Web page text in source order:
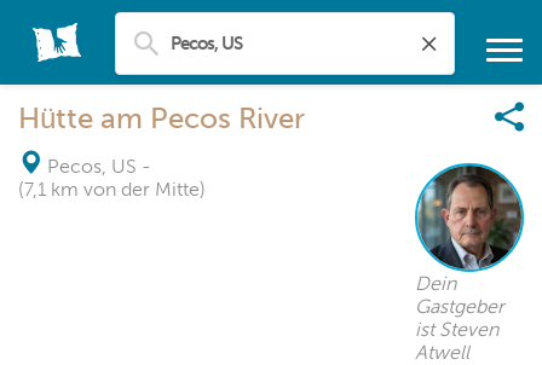
Hütte am Pecos River
Pecos, US -
(7,1 km von der Mitte)
Dein
Gastgeber
ist Steven
Atwell